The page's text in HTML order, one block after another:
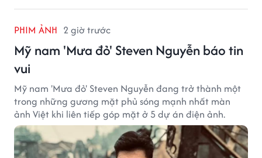
PHIM ẢNH 2 giờ trước
Mỹ nam 'Mưa đỏ' Steven Nguyễn báo tin
vui
Mỹ nam 'Mưa đỏ' Steven Nguyễn đang trở thành một
trong những gương mặt phủ sóng mạnh nhất màn
ảnh Việt khi liên tiếp góp mặt ở 5 dự án điện ảnh.